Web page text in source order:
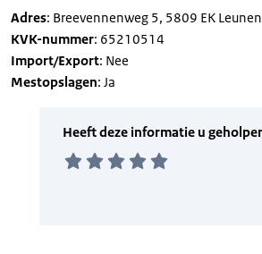
Adres: Breevennenweg 5, 5809 EK Leunen
KVK-nummer: 65210514
Import/Export: Nee
Mestopslagen: Ja